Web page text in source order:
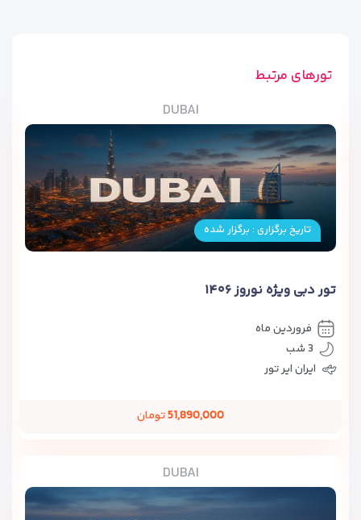
تورهای مرتبط
DUBAI
تاریخ برگزاری : برگزار شده
تور دبی ویژه نوروز ۱۴۰۶
فروردین ماه
3 شب
ایران ایر تور
51,890,000تومان
DUBAI